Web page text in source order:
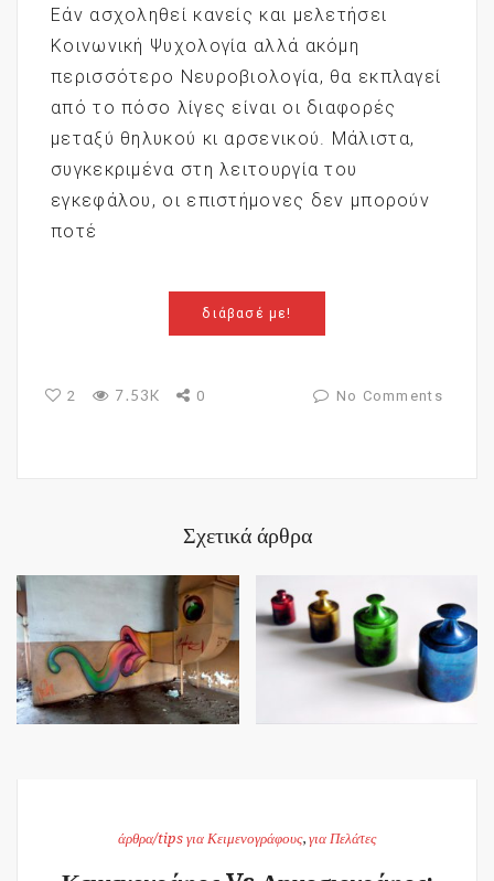
Εάν ασχοληθεί κανείς και μελετήσει
Κοινωνική Ψυχολογία αλλά ακόμη
περισσότερο Νευροβιολογία, θα εκπλαγεί
από το πόσο λίγες είναι οι διαφορές
μεταξύ θηλυκού κι αρσενικού. Μάλιστα,
συγκεκριμένα στη λειτουργία του
εγκεφάλου, οι επιστήμονες δεν μπορούν
ποτέ
διάβασέ με!
2 7.53K 0 No Comments
Σχετικά άρθρα
άρθρα/tips για Κειμενογράφους, για Πελάτες